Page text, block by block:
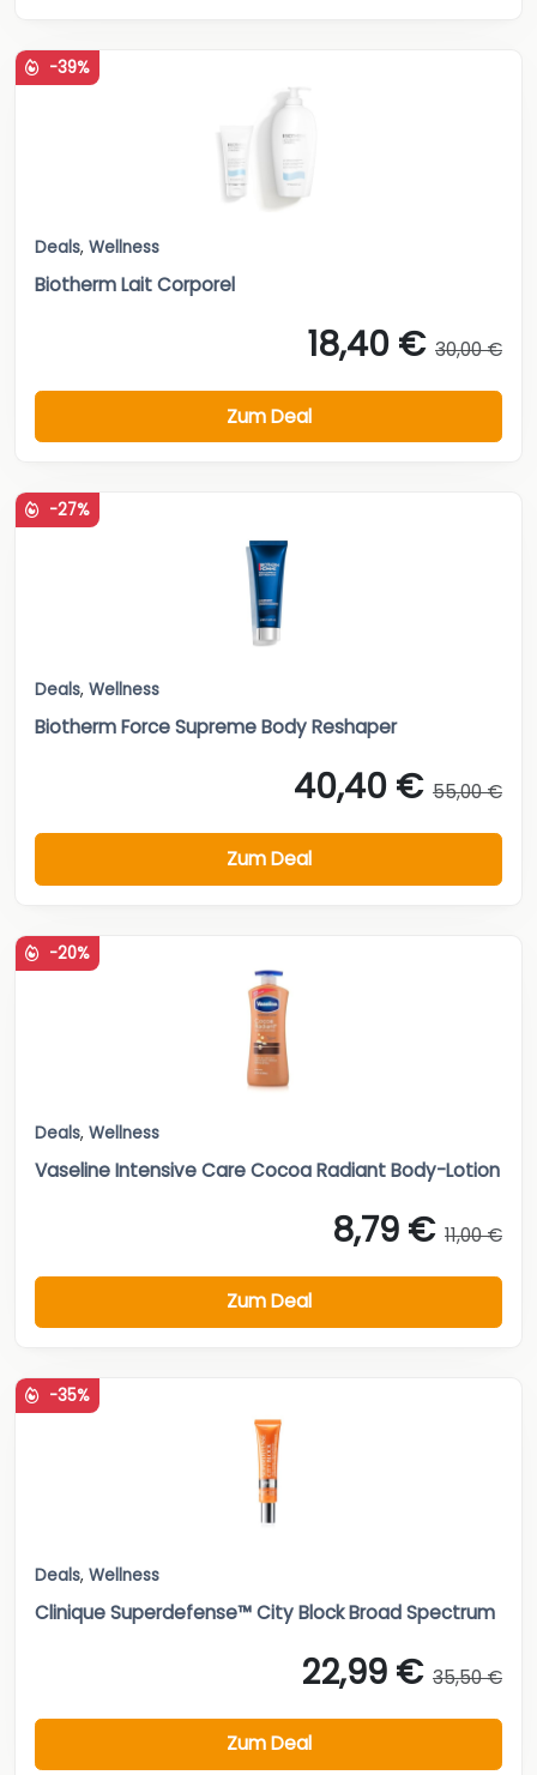
-39%
Deals, Wellness
Biotherm Lait Corporel
18,40 € 30,00 €
Zum Deal
-27%
Deals, Wellness
Biotherm Force Supreme Body Reshaper
40,40 € 55,00 €
Zum Deal
-20%
Deals, Wellness
Vaseline Intensive Care Cocoa Radiant Body-Lotion
8,79 € 11,00 €
Zum Deal
-35%
Deals, Wellness
Clinique Superdefense™ City Block Broad Spectrum
22,99 € 35,50 €
Zum Deal